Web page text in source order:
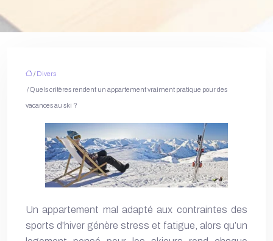
/ Divers
/ Quels critères rendent un appartement vraiment pratique pour des
vacances au ski ?
Un appartement mal adapté aux contraintes des
sports d’hiver génère stress et fatigue, alors qu’un